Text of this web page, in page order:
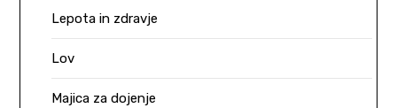
Lepota in zdravje
Lov
Majica za dojenje